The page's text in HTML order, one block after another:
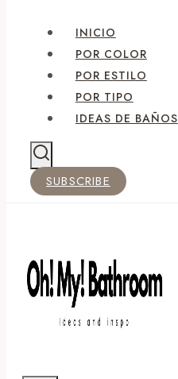
INICIO
POR COLOR
POR ESTILO
POR TIPO
IDEAS DE BAÑOS
SUBSCRIBE